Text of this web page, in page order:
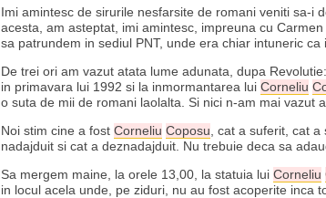
Imi amintesc de sirurile nesfarsite de romani veniti sa-i
acesta, am asteptat, imi amintesc, impreuna cu
sa patrundem in sediul PNT, unde era chiar intuneric ca
De trei ori am vazut atata lume adunata, dupa
in primavara lui 1992 si la inmormantarea lui Corneliu
o suta de mii de romani laolalta. Si nici n-am mai vazut
Noi stim cine a fost Corneliu Coposu , cat a suferit, cat
nadajduit si cat a deznadajduit. Nu trebuie deca sa
Sa mergem maine, la orele 13,00, la statuia lui Corneliu
in locul acela unde, pe ziduri, nu au fost acoperite inca